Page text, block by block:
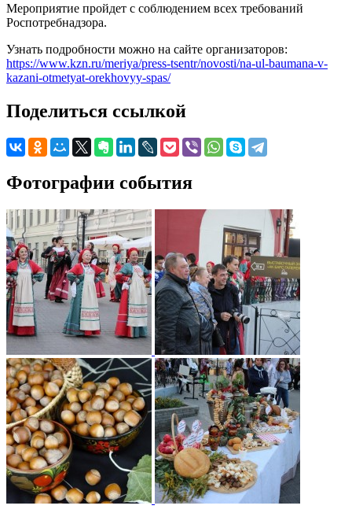
Мероприятие пройдет с соблюдением всех требований
Роспотребнадзора.
Узнать подробности можно на сайте организаторов:
https://www.kzn.ru/meriya/press-tsentr/novosti/na-ul-baumana-v-
kazani-otmetyat-orekhovyy-spas/
Поделиться ссылкой
Фотографии события